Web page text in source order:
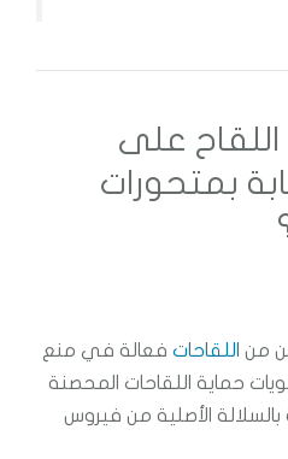
على
بمتحورات
اللقاحاتفعالة في منع
حماية اللقاحات المحصنة
الأصلية من فيروس